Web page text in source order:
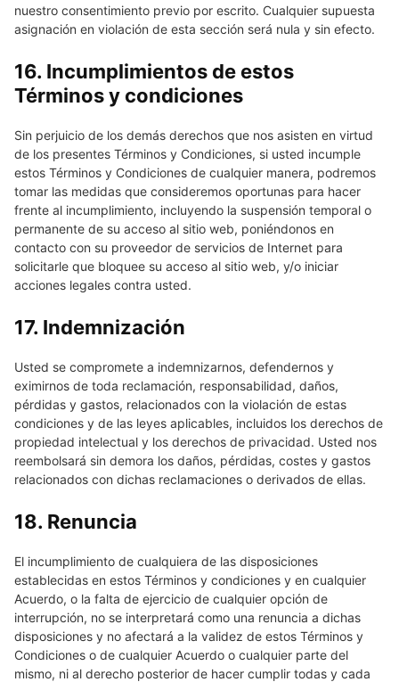
nuestro consentimiento previo por escrito. Cualquier supuesta
asignación en violación de esta sección será nula y sin efecto.
16. Incumplimientos de estos
Términos y condiciones
Sin perjuicio de los demás derechos que nos asisten en virtud
de los presentes Términos y Condiciones, si usted incumple
estos Términos y Condiciones de cualquier manera, podremos
tomar las medidas que consideremos oportunas para hacer
frente al incumplimiento, incluyendo la suspensión temporal o
permanente de su acceso al sitio web, poniéndonos en
contacto con su proveedor de servicios de Internet para
solicitarle que bloquee su acceso al sitio web, y/o iniciar
acciones legales contra usted.
17. Indemnización
Usted se compromete a indemnizarnos, defendernos y
eximirnos de toda reclamación, responsabilidad, daños,
pérdidas y gastos, relacionados con la violación de estas
condiciones y de las leyes aplicables, incluidos los derechos de
propiedad intelectual y los derechos de privacidad. Usted nos
reembolsará sin demora los daños, pérdidas, costes y gastos
relacionados con dichas reclamaciones o derivados de ellas.
18. Renuncia
El incumplimiento de cualquiera de las disposiciones
establecidas en estos Términos y condiciones y en cualquier
Acuerdo, o la falta de ejercicio de cualquier opción de
interrupción, no se interpretará como una renuncia a dichas
disposiciones y no afectará a la validez de estos Términos y
Condiciones o de cualquier Acuerdo o cualquier parte del
mismo, ni al derecho posterior de hacer cumplir todas y cada